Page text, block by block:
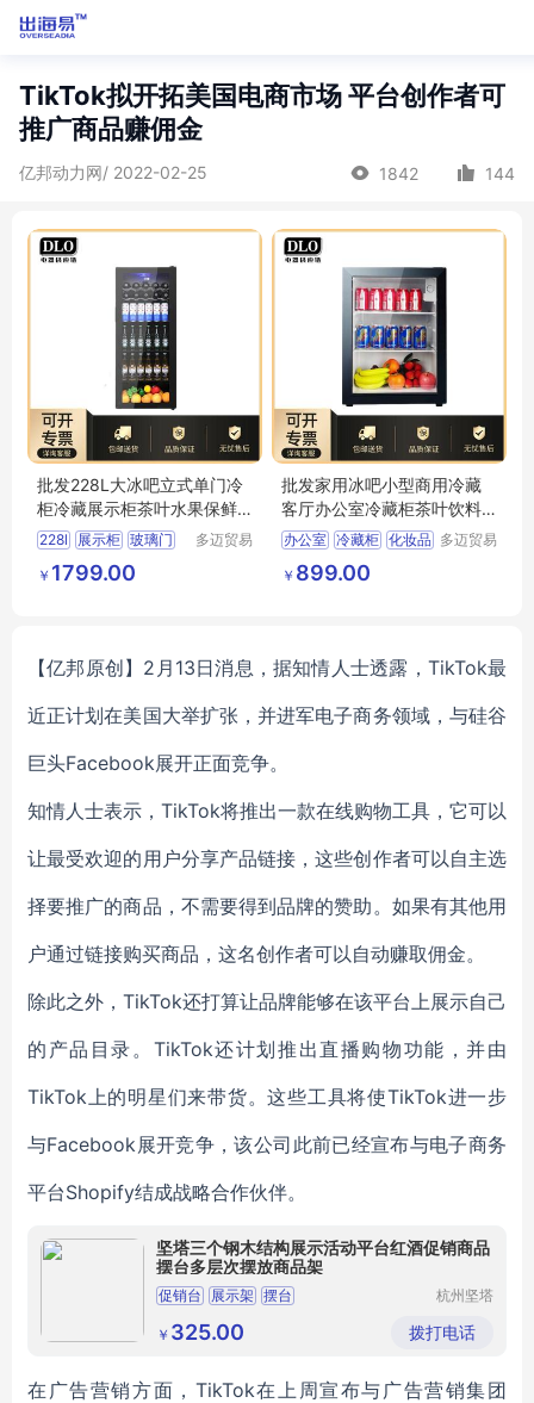
TikTok拟开拓美国电商市场 平台创作者可
推广商品赚佣金
亿邦动力网/ 2022-02-25 1842 144
批发228L大冰吧立式单门冷
柜冷藏展示柜茶叶水果保鲜
玻璃门陈列柜
228l 展示柜 玻璃门
陈列柜
多迈贸易
￥ 1799.00
批发家用冰吧小型商用冷藏
客厅办公室冷藏柜茶叶饮料
水果化妆品柜
办公室 冷藏柜 化妆品 多迈贸易
￥ 899.00
【亿邦原创】2月13日消息，据知情人士透露，TikTok最
近正计划在美国大举扩张，并进军电子商务领域，与硅谷
巨头Facebook展开正面竞争。
知情人士表示，TikTok将推出一款在线购物工具，它可以
让最受欢迎的用户分享产品链接，这些创作者可以自主选
择要推广的商品，不需要得到品牌的赞助。如果有其他用
户通过链接购买商品，这名创作者可以自动赚取佣金。
除此之外，TikTok还打算让品牌能够在该平台上展示自己
的产品目录。TikTok还计划推出直播购物功能，并由
TikTok上的明星们来带货。这些工具将使TikTok进一步
与Facebook展开竞争，该公司此前已经宣布与电子商务
平台Shopify结成战略合作伙伴。
坚塔三个钢木结构展示活动平台红酒促销商品
摆台多层次摆放商品架
促销台 展示架 摆台
杭州坚塔
公司
￥ 325.00 拨打电话
在广告营销方面，TikTok在上周宣布与广告营销集团